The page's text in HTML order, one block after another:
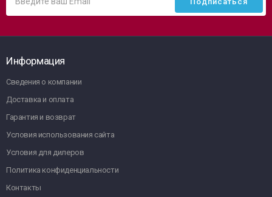
Информация
Сведения о компании
Доставка и оплата
Гарантия и возврат
Условия использования сайта
Условия для дилеров
Политика конфиденциальности
Контакты